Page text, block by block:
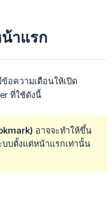
าแรก
อความเตือนให้เปิด
ที่ใช้ดังนี้
อาจจะทำให้ขึ้น
บตั้งแต่หน้าแรกเท่านั้น